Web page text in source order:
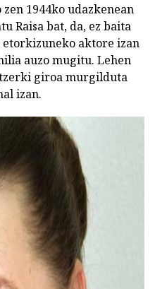
1944ko udazkenean
Raisa bat, da, ez baita
etorkizuneko aktore izan
auzo mugitu. Lehen
giroa murgilduta
izan.